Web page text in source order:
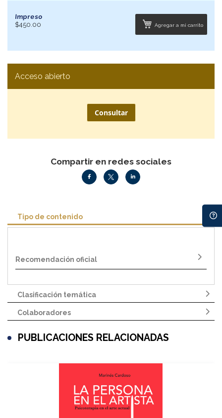
Impreso
$450.00
Agregar a mi carrito
Acceso abierto
Consultar
Compartir en redes sociales
Tipo de contenido
Recomendación oficial
Clasificación temática
Colaboradores
PUBLICACIONES RELACIONADAS